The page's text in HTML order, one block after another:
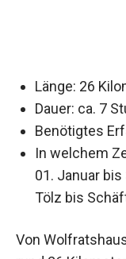
Länge: 26
Dauer: ca. 7
Benötigtes
In welchem
01. Januar
Tölz bis
Von